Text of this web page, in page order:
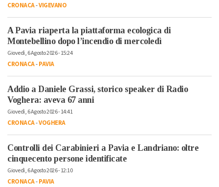
CRONACA-VIGEVANO
A Pavia riaperta la piattaforma ecologica di
Montebellino dopo l’incendio di mercoledì
Giovedì, 6 Agosto 2026 - 15:24
CRONACA-PAVIA
Addio a Daniele Grassi, storico speaker di Radio
Voghera: aveva 67 anni
Giovedì, 6 Agosto 2026 - 14:41
CRONACA-VOGHERA
Controlli dei Carabinieri a Pavia e Landriano: oltre
cinquecento persone identificate
Giovedì, 6 Agosto 2026 - 12:10
CRONACA-PAVIA